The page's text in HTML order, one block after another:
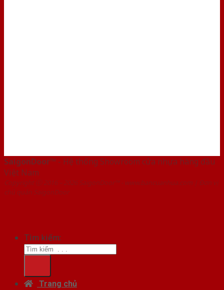
SaigonDoor™ - Hệ thống Showroom cửa nhựa hàng đầu
Việt Nam
Copyright ⓒ 2016 – 2026 SaigonDoor™ - www.bancuanhua.com | Đơn vị
chủ quản SaigonDoor
Tìm kiếm:
Trang chủ